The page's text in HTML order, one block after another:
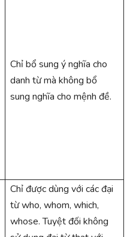
Chỉ bổ sung ý nghĩa cho
danh từ mà không bổ
sung nghĩa cho mệnh đề.
Chỉ được dùng với các đại
từ who, whom, which,
whose. Tuyệt đối không